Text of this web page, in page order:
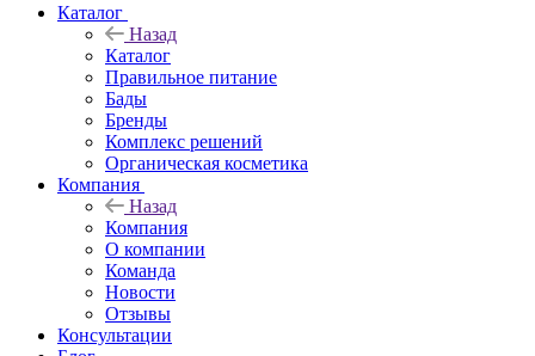
Каталог
Назад
Каталог
Правильное питание
Бады
Бренды
Комплекс решений
Органическая косметика
Компания
Назад
Компания
О компании
Команда
Новости
Отзывы
Консультации